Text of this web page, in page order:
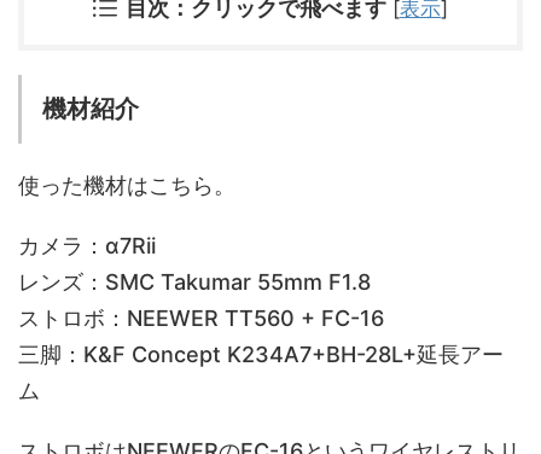
目次：クリックで飛べます [表示]
機材紹介
使った機材はこちら。
カメラ：α7Rii
レンズ：SMC Takumar 55mm F1.8
ストロボ：NEEWER TT560 + FC-16
三脚：K&F Concept ‎K234A7+BH-28L+延長アー
ム